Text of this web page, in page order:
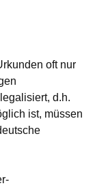
oft nur
d.h.
ist, müssen